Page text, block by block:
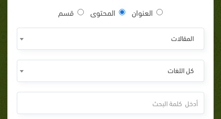
العنوان المحتوى قسم
المقالات
كل اللغات